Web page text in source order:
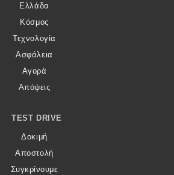
Ελλάδα
Κόσμος
Τεχνολογία
Ασφάλεια
Αγορά
Απόψεις
TEST DRIVE
Δοκιμή
Αποστολή
Συγκρίνουμε